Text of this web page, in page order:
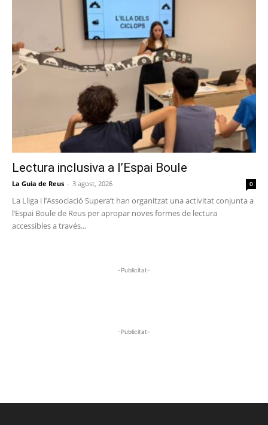
Lectura inclusiva a l’Espai Boule
La Guia de Reus - 3 agost, 2026 0
La Lliga i l’Associació Supera’t han organitzat una activitat conjunta a
l’Espai Boule de Reus per apropar noves formes de lectura
accessibles a través...
-Publicitat-
-Publicitat-